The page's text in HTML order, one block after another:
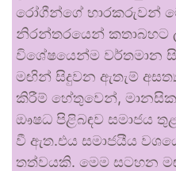
රෝගීන්ගේ භාරකරුවන්
නිරන්තරයෙන් කතාබහට
විශේෂයෙන්ම වර්තමාන
මඟින් සිදුවන ඇතැම්
කිරීම් හේතුවෙන්, මානසික
ඖෂධ පිළිබඳව සමාජය
වී ඇත.එය සමාජයීය
තත්වයකි. මෙම සටහන